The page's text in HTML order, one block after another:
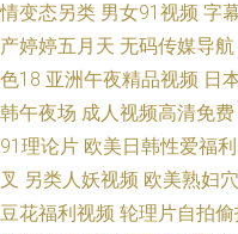
情变态另类 男女91视频 字
产婷婷五月天 无码传媒导航
色18 亚洲午夜精品视频 日
韩午夜场 成人视频高清免费
91理论片 欧美日韩性爱福利
叉 另类人妖视频 欧美熟妇
豆花福利视频 轮理片自拍偷